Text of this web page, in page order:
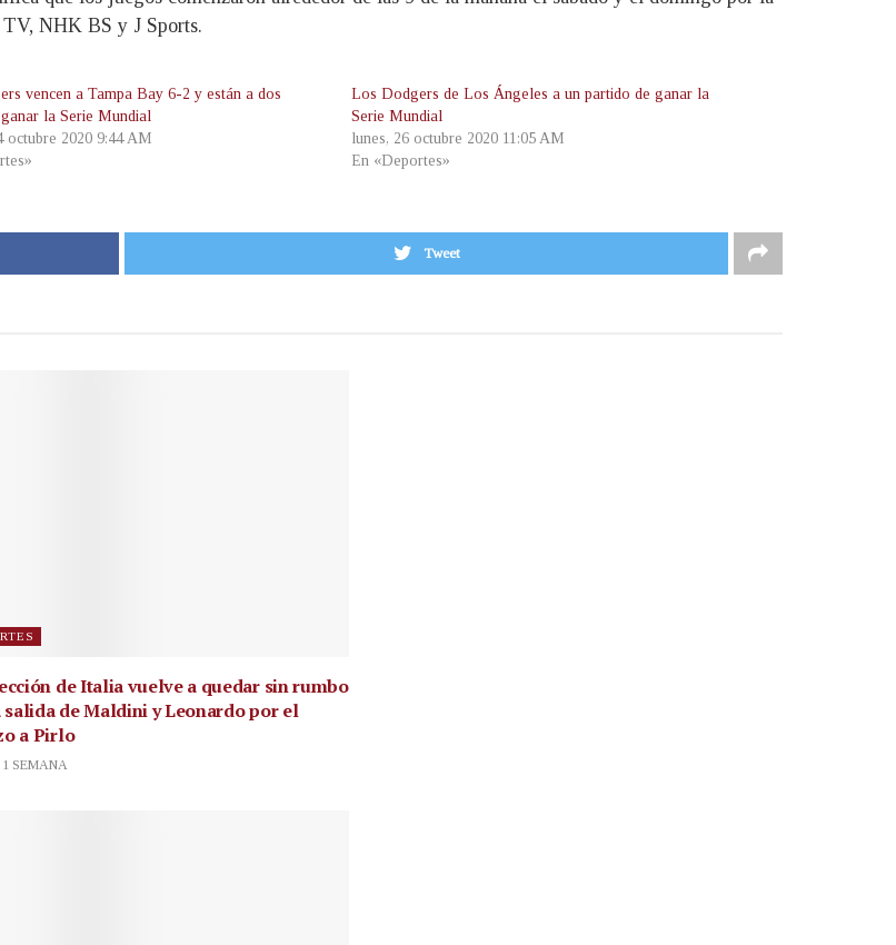
TV, NHK BS y J Sports.
vencen a Tampa Bay 6-2 y están a dos
la Serie Mundial
octubre 2020 9:44 AM
Los Dodgers de Los Ángeles a un partido de ganar la
Serie Mundial
lunes, 26 octubre 2020 11:05 AM
En «Deportes»
Tweet
de Italia vuelve a quedar sin rumbo
salida de Maldini y Leonardo por el
a Pirlo
SEMANA